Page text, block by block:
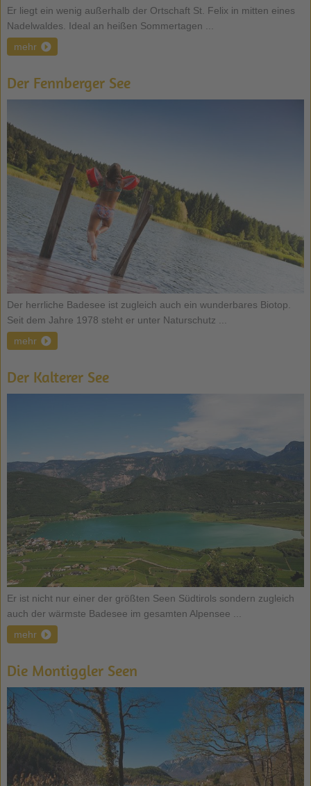
Er liegt ein wenig außerhalb der Ortschaft St. Felix in mitten eines
Nadelwaldes. Ideal an heißen Sommertagen ...
mehr
Der Fennberger See
Der herrliche Badesee ist zugleich auch ein wunderbares Biotop.
Seit dem Jahre 1978 steht er unter Naturschutz ...
mehr
Der Kalterer See
Er ist nicht nur einer der größten Seen Südtirols sondern zugleich
auch der wärmste Badesee im gesamten Alpensee ...
mehr
Die Montiggler Seen